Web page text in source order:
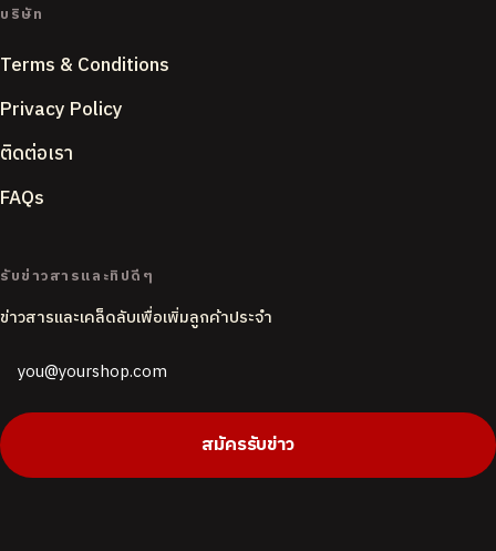
บริษัท
Terms & Conditions
Privacy Policy
ติดต่อเรา
FAQs
รับข่าวสารและทิปดีๆ
ข่าวสารและเคล็ดลับเพื่อเพิ่มลูกค้าประจำ
สมัครรับข่าว